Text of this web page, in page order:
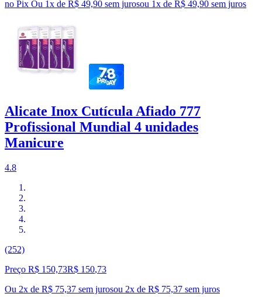
no Pix Ou 1x de R$ 49,90 sem jurosou 1x de R$ 49,90 sem juros
Alicate Inox Cutícula Afiado 777
Profissional Mundial 4 unidades
Manicure
4.8
(252)
Preço R$ 150,73R$ 150,73
Ou 2x de R$ 75,37 sem jurosou 2x de R$ 75,37 sem juros